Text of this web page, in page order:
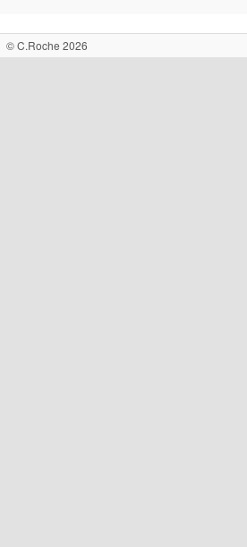
© C.Roche 2026